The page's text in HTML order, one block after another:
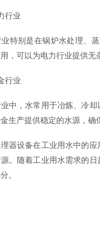
业
别是在锅炉水处理、蒸
，可以为电力行业提供无
业
，水常用于冶炼、冷却
生产提供稳定的水源，确
设备在工业用水中的应
。随着工业用水需求的
。